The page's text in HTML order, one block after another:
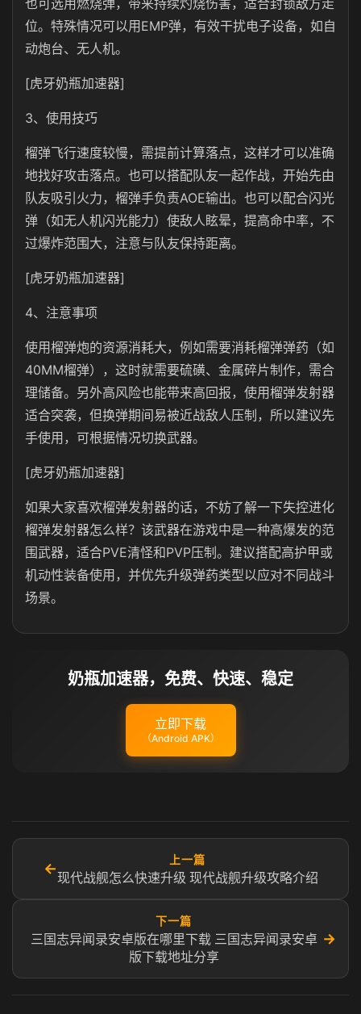
也可选用燃烧弹，带来持续灼烧伤害，适合封锁敌方走
位。特殊情况可以用EMP弹，有效干扰电子设备，如自
动炮台、无人机。
[虎牙奶瓶加速器]
3、使用技巧
榴弹飞行速度较慢，需提前计算落点，这样才可以准确
地找好攻击落点。也可以搭配队友一起作战，开始先由
队友吸引火力，榴弹手负责AOE输出。也可以配合闪光
弹（如无人机闪光能力）使敌人眩晕，提高命中率，不
过爆炸范围大，注意与队友保持距离。
[虎牙奶瓶加速器]
4、注意事项
使用榴弹炮的资源消耗大，例如需要消耗榴弹弹药（如
40MM榴弹），这时就需要硫磺、金属碎片制作，需合
理储备。另外高风险也能带来高回报，使用榴弹发射器
适合突袭，但换弹期间易被近战敌人压制，所以建议先
手使用，可根据情况切换武器。
[虎牙奶瓶加速器]
如果大家喜欢榴弹发射器的话，不妨了解一下失控进化
榴弹发射器怎么样？该武器在游戏中是一种高爆发的范
围武器，适合PVE清怪和PVP压制。建议搭配高护甲或
机动性装备使用，并优先升级弹药类型以应对不同战斗
场景。
奶瓶加速器，免费、快速、稳定
立即下载
（Android APK）
←
上一篇
现代战舰怎么快速升级 现代战舰升级攻略介绍
下一篇
三国志异闻录安卓版在哪里下载 三国志异闻录安卓
版下载地址分享
→